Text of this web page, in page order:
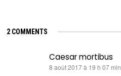
2 COMMENTS
Caesar mortibus
8 août 2017 à 19 h 07 min